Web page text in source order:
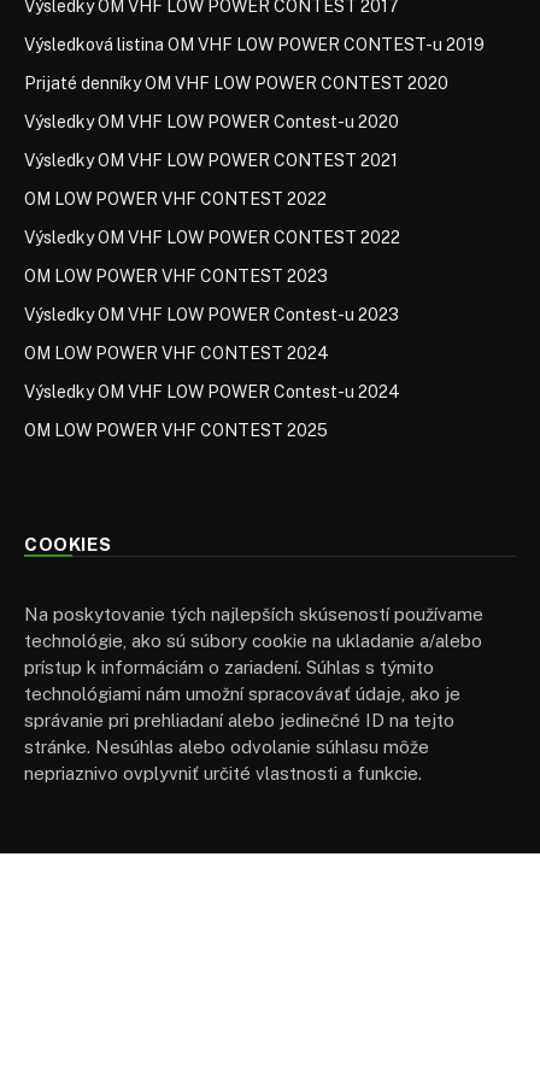
Výsledky OM VHF LOW POWER CONTEST 2017
Výsledková listina OM VHF LOW POWER CONTEST-u 2019
Prijaté denníky OM VHF LOW POWER CONTEST 2020
Výsledky OM VHF LOW POWER Contest-u 2020
Výsledky OM VHF LOW POWER CONTEST 2021
OM LOW POWER VHF CONTEST 2022
Výsledky OM VHF LOW POWER CONTEST 2022
OM LOW POWER VHF CONTEST 2023
Výsledky OM VHF LOW POWER Contest-u 2023
OM LOW POWER VHF CONTEST 2024
Výsledky OM VHF LOW POWER Contest-u 2024
OM LOW POWER VHF CONTEST 2025
COOKIES
Na poskytovanie tých najlepších skúseností používame
technológie, ako sú súbory cookie na ukladanie a/alebo
prístup k informáciám o zariadení. Súhlas s týmito
technológiami nám umožní spracovávať údaje, ako je
správanie pri prehliadaní alebo jedinečné ID na tejto
stránke. Nesúhlas alebo odvolanie súhlasu môže
nepriaznivo ovplyvniť určité vlastnosti a funkcie.